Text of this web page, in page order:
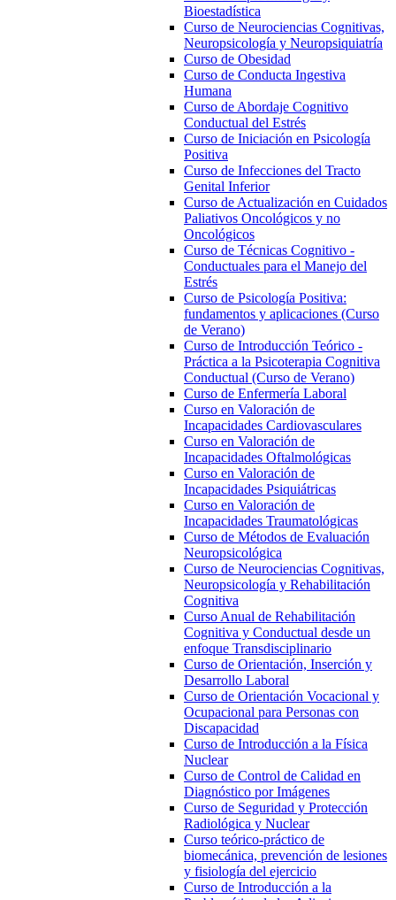
Bioestadística
Curso de Neurociencias Cognitivas,
Neuropsicología y Neuropsiquiatría
Curso de Obesidad
Curso de Conducta Ingestiva
Humana
Curso de Abordaje Cognitivo
Conductual del Estrés
Curso de Iniciación en Psicología
Positiva
Curso de Infecciones del Tracto
Genital Inferior
Curso de Actualización en Cuidados
Paliativos Oncológicos y no
Oncológicos
Curso de Técnicas Cognitivo -
Conductuales para el Manejo del
Estrés
Curso de Psicología Positiva:
fundamentos y aplicaciones (Curso
de Verano)
Curso de Introducción Teórico -
Práctica a la Psicoterapia Cognitiva
Conductual (Curso de Verano)
Curso de Enfermería Laboral
Curso en Valoración de
Incapacidades Cardiovasculares
Curso en Valoración de
Incapacidades Oftalmológicas
Curso en Valoración de
Incapacidades Psiquiátricas
Curso en Valoración de
Incapacidades Traumatológicas
Curso de Métodos de Evaluación
Neuropsicológica
Curso de Neurociencias Cognitivas,
Neuropsicología y Rehabilitación
Cognitiva
Curso Anual de Rehabilitación
Cognitiva y Conductual desde un
enfoque Transdisciplinario
Curso de Orientación, Inserción y
Desarrollo Laboral
Curso de Orientación Vocacional y
Ocupacional para Personas con
Discapacidad
Curso de Introducción a la Física
Nuclear
Curso de Control de Calidad en
Diagnóstico por Imágenes
Curso de Seguridad y Protección
Radiológica y Nuclear
Curso teórico-práctico de
biomecánica, prevención de lesiones
y fisiología del ejercicio
Curso de Introducción a la